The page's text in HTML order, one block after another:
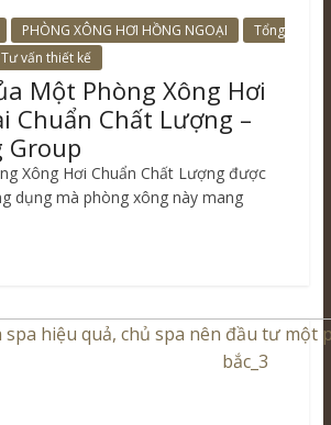
PHÒNG XÔNG HƠI HỒNG NGOẠI
Tổng
Tư vấn thiết kế
Một Phòng Xông Hơi
Chuẩn Chất Lượng –
Group
Xông Hơi Chuẩn Chất Lượng được
dụng mà phòng xông này mang